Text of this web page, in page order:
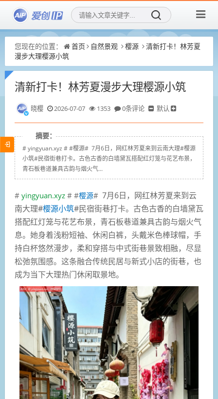
您现在的位置： 首页 自然景观 樱源
清新打卡！林芳夏
漫步大理樱源小筑
清新打卡！林芳夏漫步大理樱源小筑
晓樱 2026-07-07 1353 0条评论 默认
摘要：
# yingyuan.xyz # #樱源# 7月6日，网红林芳夏来到云南大理#樱源
小筑#民宿街巷打卡。古色古香的白墙黛瓦搭配红灯笼与花艺布景，
青石板巷道兼具古韵与烟火气...
# yingyuan.xyz # #樱源# 7月6日，网红林芳夏来到云
南大理#樱源小筑#民宿街巷打卡。古色古香的白墙黛瓦
搭配红灯笼与花艺布景，青石板巷道兼具古韵与烟火气
息。她身着浅粉短袖、休闲白裤，头戴米色棒球帽，手
持白杯悠然漫步，柔和穿搭与中式街巷景致相融，尽显
松弛氛围感。这条融合传统民居与新式小店的街巷，也
成为当下大理热门休闲取景地。